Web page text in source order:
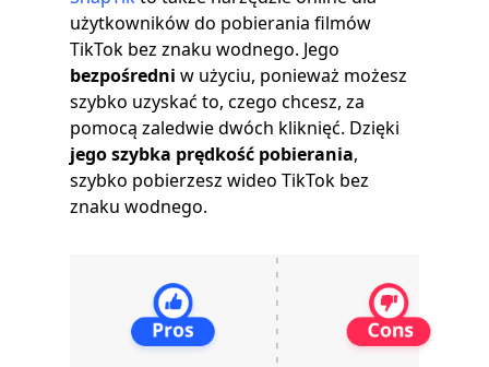
użytkowników do pobierania filmów
TikTok bez znaku wodnego. Jego
bezpośredni w użyciu, ponieważ możesz
szybko uzyskać to, czego chcesz, za
pomocą zaledwie dwóch kliknięć. Dzięki
jego szybka prędkość pobierania,
szybko pobierzesz wideo TikTok bez
znaku wodnego.